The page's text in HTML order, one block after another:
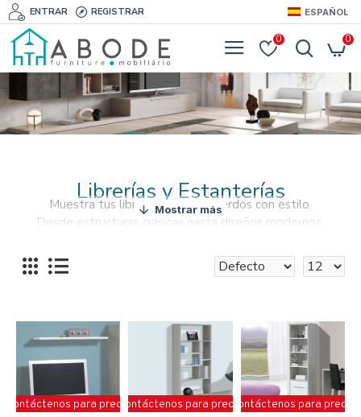
ENTRAR REGISTRAR ESPAÑOL
0 0
Librerías y Estanterías
Muestra tus libros, fotos y recuerdos con estilo.
Desde estructuras clásicas hasta diseños modernos,
Encuentre nuestros estantes para libros y estantes en
Abode Furniture y otorgue a su espacio vital toda su
Contáctenos para precioContáctenos para precioContáctenos para precio